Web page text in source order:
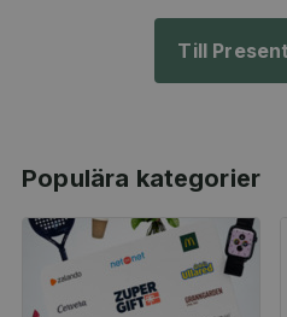
Till
Populära kategorier